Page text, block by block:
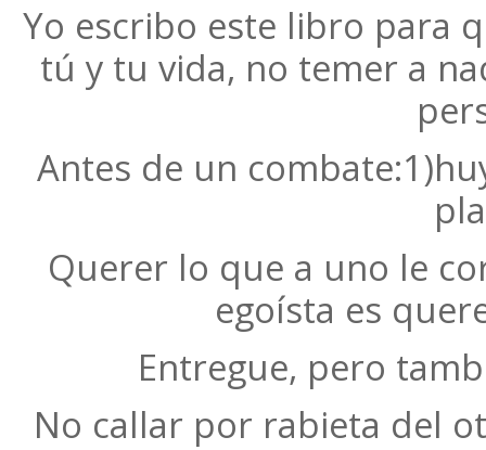
Yo escribo este libro para
tú y tu vida, no temer a
Antes de un
Querer lo que a uno le
egoísta es
Entregue, pero
No callar por rabieta del